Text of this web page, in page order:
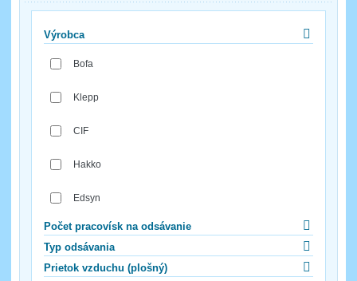
Výrobca
Bofa
Klepp
CIF
Hakko
Edsyn
Počet pracovísk na odsávanie
Typ odsávania
Prietok vzduchu (plošný)